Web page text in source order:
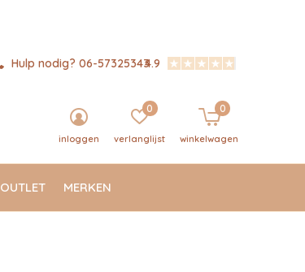
OUTLET MERKEN
inloggen verlanglijst
0
winkelwagen
0
Hulp nodig? 06-573253434.9